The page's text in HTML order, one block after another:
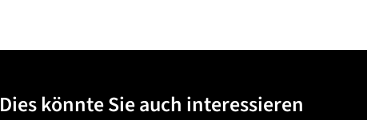
Dies könnte Sie auch interessieren